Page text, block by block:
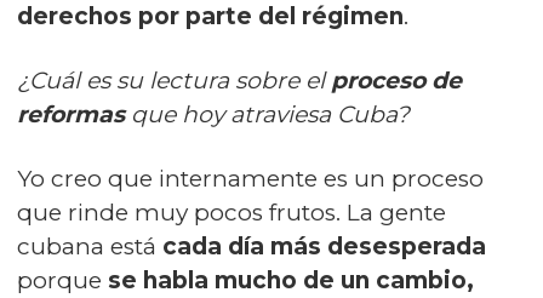
derechos por parte del régimen.
¿Cuál es su lectura sobre elproceso de
reformasque hoy atraviesa Cuba?
Yo creo que internamente es un proceso
que rinde muy pocos frutos. La gente
cubana está cada día más desesperada
porque se habla mucho de un cambio,